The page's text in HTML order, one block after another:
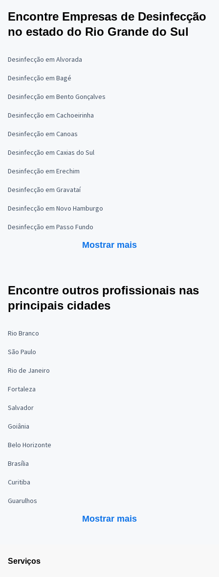
Encontre Empresas de Desinfecção
no estado do Rio Grande do Sul
Desinfecção em Alvorada
Desinfecção em Bagé
Desinfecção em Bento Gonçalves
Desinfecção em Cachoeirinha
Desinfecção em Canoas
Desinfecção em Caxias do Sul
Desinfecção em Erechim
Desinfecção em Gravataí
Desinfecção em Novo Hamburgo
Desinfecção em Passo Fundo
Mostrar mais
Encontre outros profissionais nas
principais cidades
Rio Branco
São Paulo
Rio de Janeiro
Fortaleza
Salvador
Goiânia
Belo Horizonte
Brasília
Curitiba
Guarulhos
Mostrar mais
Serviços